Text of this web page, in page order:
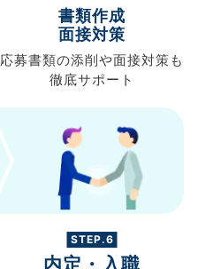
書類作成
面接対策
応募書類の添削や面接対策も
徹底サポート
STEP.6
内定・入職